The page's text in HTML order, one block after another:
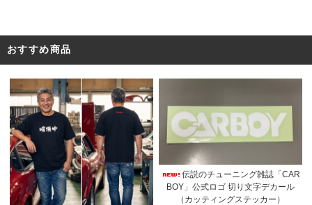
おすすめ商品
伝説のチューニング雑誌「CAR
BOY」公式ロゴ 切り文字デカール
（カッティングステッカー）